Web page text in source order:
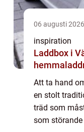
06 augusti 2026
inspiration
Laddbox i
Att ta hand
en stolt
träd som
som